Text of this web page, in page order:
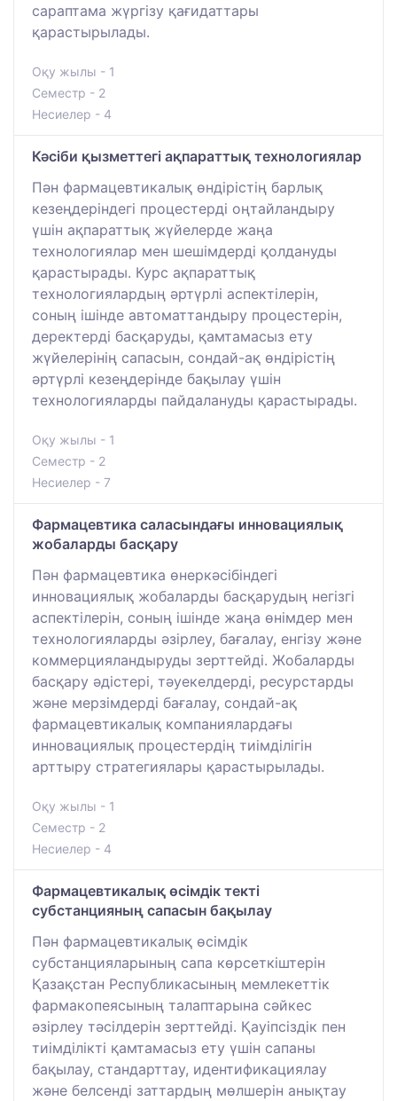
сараптама жүргізу қағидаттары
қарастырылады.
Оқу жылы - 1
Семестр - 2
Несиелер - 4
Кәсіби қызметтегі ақпараттық технологиялар
Пән фармацевтикалық өндірістің барлық
кезеңдеріндегі процестерді оңтайландыру
үшін ақпараттық жүйелерде жаңа
технологиялар мен шешімдерді қолдануды
қарастырады. Курс ақпараттық
технологиялардың әртүрлі аспектілерін,
соның ішінде автоматтандыру процестерін,
деректерді басқаруды, қамтамасыз ету
жүйелерінің сапасын, сондай-ақ өндірістің
әртүрлі кезеңдерінде бақылау үшін
технологияларды пайдалануды қарастырады.
Оқу жылы - 1
Семестр - 2
Несиелер - 7
Фармацевтика саласындағы инновациялық
жобаларды басқару
Пән фармацевтика өнеркәсібіндегі
инновациялық жобаларды басқарудың негізгі
аспектілерін, соның ішінде жаңа өнімдер мен
технологияларды әзірлеу, бағалау, енгізу және
коммерцияландыруды зерттейді. Жобаларды
басқару әдістері, тәуекелдерді, ресурстарды
және мерзімдерді бағалау, сондай-ақ
фармацевтикалық компаниялардағы
инновациялық процестердің тиімділігін
арттыру стратегиялары қарастырылады.
Оқу жылы - 1
Семестр - 2
Несиелер - 4
Фармацевтикалық өсімдік текті
субстанцияның сапасын бақылау
Пән фармацевтикалық өсімдік
субстанцияларының сапа көрсеткіштерін
Қазақстан Республикасының мемлекеттік
фармакопеясының талаптарына сәйкес
әзірлеу тәсілдерін зерттейді. Қауіпсіздік пен
тиімділікті қамтамасыз ету үшін сапаны
бақылау, стандарттау, идентификациялау
және белсенді заттардың мөлшерін анықтау